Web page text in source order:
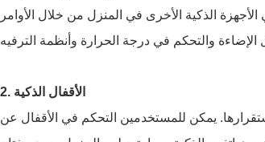
الذكية الأخرى في المنزل من خلال الأوامر
2. الأقفال الذكية
يمكن للمستخدمين التحكم في الأقفال عن